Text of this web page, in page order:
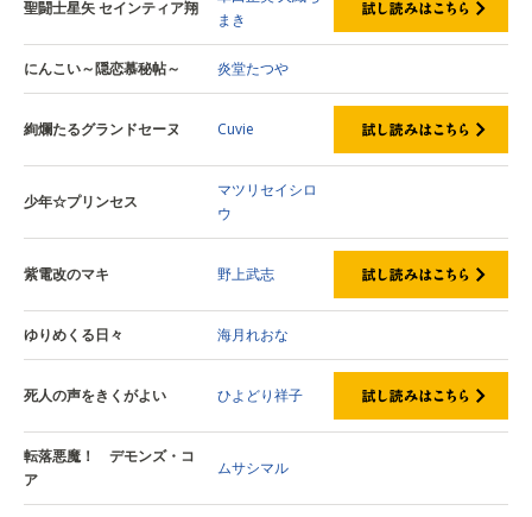
聖闘士星矢 セインティア翔
まき
にんこい～隠恋慕秘帖～ 炎堂たつや
絢爛たるグランドセーヌ Cuvie
少年☆プリンセス
マツリセイシロ
ウ
紫電改のマキ 野上武志
ゆりめくる日々 海月れおな
死人の声をきくがよい ひよどり祥子
転落悪魔！ デモンズ・コ
ア
ムサシマル